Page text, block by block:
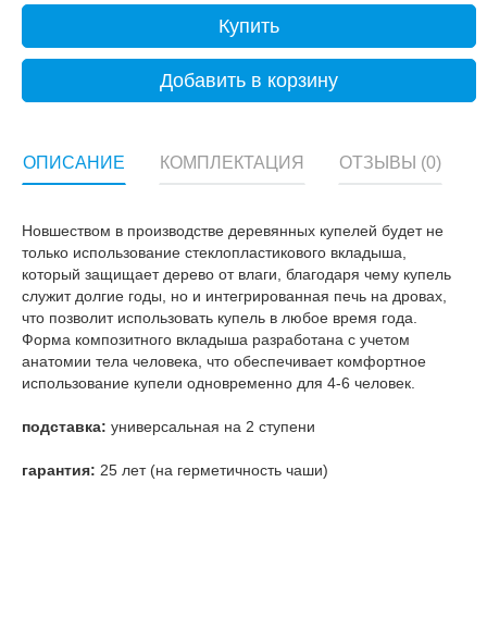
Купить
Добавить в корзину
ОПИСАНИЕ КОМПЛЕКТАЦИЯ ОТЗЫВЫ (0)
Новшеством в производстве деревянных купелей будет не
только использование стеклопластикового вкладыша,
который защищает дерево от влаги, благодаря чему купель
служит долгие годы, но и интегрированная печь на дровах,
что позволит использовать купель в любое время года.
Форма композитного вкладыша разработана с учетом
анатомии тела человека, что обеспечивает комфортное
использование купели одновременно для 4-6 человек.
подставка: универсальная на 2 ступени
гарантия: 25 лет (на герметичность чаши)